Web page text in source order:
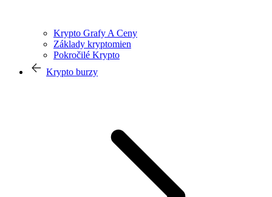
Krypto Grafy A Ceny
Základy kryptomien
Pokročilé Krypto
Krypto burzy